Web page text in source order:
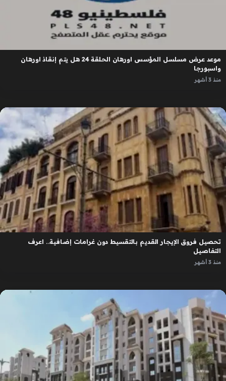
موعد عرض مسلسل المؤسس اورهان الحلقة 24 هل يتم إنقاذ اورهان
واسبورجا
منذ 3 أشهر
تحصيل فروق الإيجار القديم بالتقسيط دون غرامات إضافية.. اعرف
التفاصيل
منذ 3 أشهر